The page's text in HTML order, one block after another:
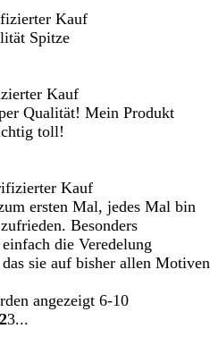
Kauf
Spitze
Kauf
Qualität! Mein Produkt
toll!
Kauf
ersten Mal, jedes Mal bin
Besonders
die Veredelung
sie auf bisher allen Motiven
angezeigt 6-10
Gehe
2Gehe
3